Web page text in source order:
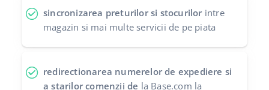
sincronizarea preturilor si stocurilor intre
magazin si mai multe servicii de pe piata
redirectionarea numerelor de expediere si
a starilor comenzii de la Base.com la